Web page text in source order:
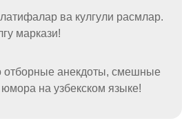
ва кулгули расмлар.
маркази!
отборные анекдоты, смешные
юмора на узбекском языке!